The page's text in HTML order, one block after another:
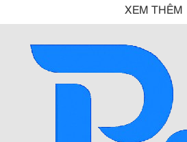
XEM THÊM